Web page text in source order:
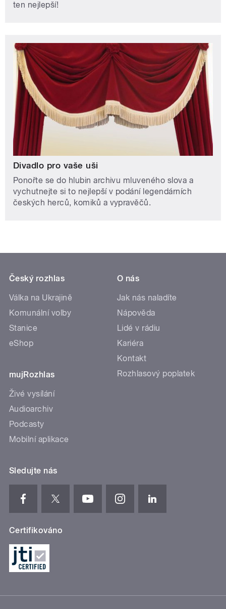
ten nejlepší!
Divadlo pro vaše uši
Ponořte se do hlubin archivu mluveného slova a
vychutnejte si to nejlepší v podání legendárních
českých herců, komiků a vypravěčů.
Český rozhlas
Válka na Ukrajině
Komunální volby
Stanice
eShop
mujRozhlas
Živé vysílání
Audioarchiv
Podcasty
Mobilní aplikace
O nás
Jak nás naladíte
Nápověda
Lidé v rádiu
Kariéra
Kontakt
Rozhlasový poplatek
Sledujte nás
Certifikováno